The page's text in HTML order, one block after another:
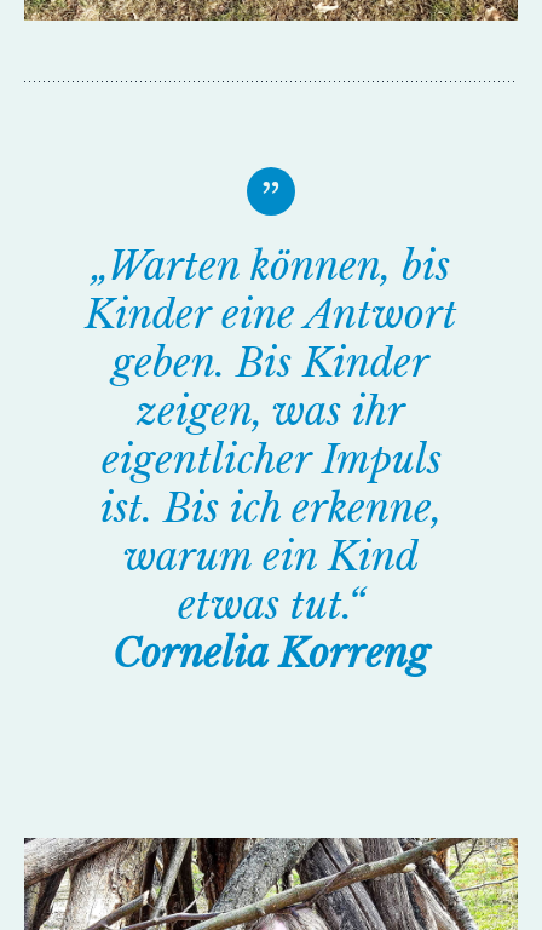
„Warten können, bis
Kinder eine Antwort
geben. Bis Kinder
zeigen, was ihr
eigentlicher Impuls
ist. Bis ich erkenne,
warum ein Kind
etwas tut.“
Cornelia Korreng